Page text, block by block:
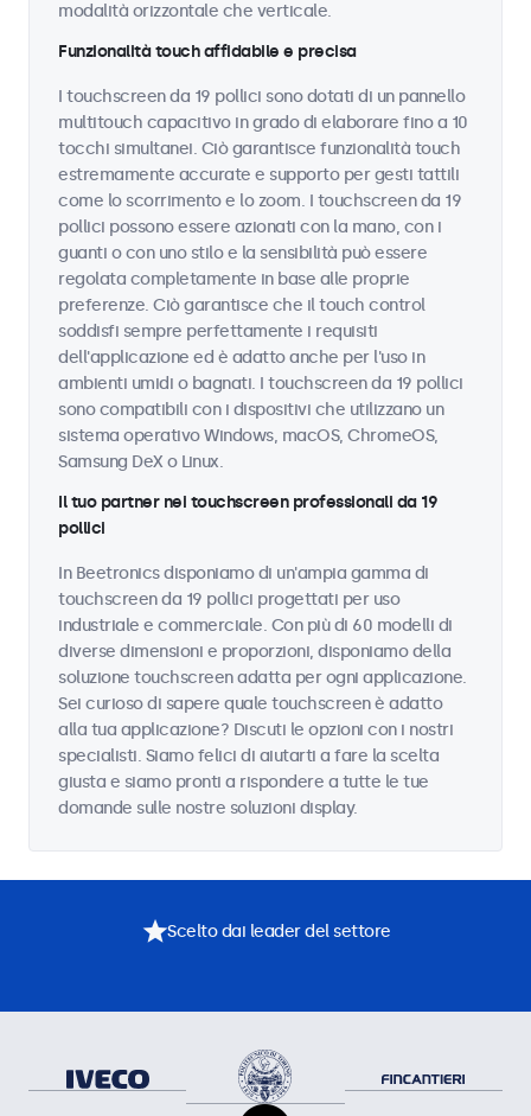
modalità orizzontale che verticale.
Funzionalità touch affidabile e precisa
I touchscreen da 19 pollici sono dotati di un pannello
multitouch capacitivo in grado di elaborare fino a 10
tocchi simultanei. Ciò garantisce funzionalità touch
estremamente accurate e supporto per gesti tattili
come lo scorrimento e lo zoom. I touchscreen da 19
pollici possono essere azionati con la mano, con i
guanti o con uno stilo e la sensibilità può essere
regolata completamente in base alle proprie
preferenze. Ciò garantisce che il touch control
soddisfi sempre perfettamente i requisiti
dell'applicazione ed è adatto anche per l'uso in
ambienti umidi o bagnati. I touchscreen da 19 pollici
sono compatibili con i dispositivi che utilizzano un
sistema operativo Windows, macOS, ChromeOS,
Samsung DeX o Linux.
Il tuo partner nei touchscreen professionali da 19
pollici
In Beetronics disponiamo di un'ampia gamma di
touchscreen da 19 pollici progettati per uso
industriale e commerciale. Con più di 60 modelli di
diverse dimensioni e proporzioni, disponiamo della
soluzione touchscreen adatta per ogni applicazione.
Sei curioso di sapere quale touchscreen è adatto
alla tua applicazione? Discuti le opzioni con i nostri
specialisti. Siamo felici di aiutarti a fare la scelta
giusta e siamo pronti a rispondere a tutte le tue
domande sulle nostre soluzioni display.
Scelto dai leader del settore